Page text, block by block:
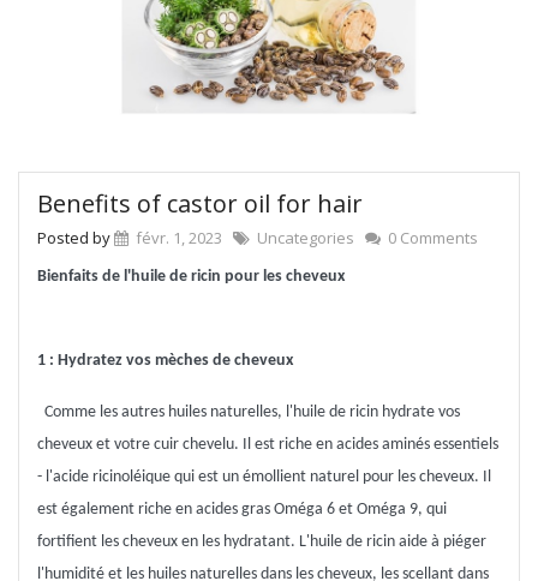
Benefits of castor oil for hair
Posted by févr. 1, 2023 Uncategories 0 Comments
Bienfaits de l'huile de ricin pour les cheveux
1 : Hydratez vos mèches de cheveux
Comme les autres huiles naturelles, l'huile de ricin hydrate vos
cheveux et votre cuir chevelu. Il est riche en acides aminés essentiels
- l'acide ricinoléique qui est un émollient naturel pour les cheveux. Il
est également riche en acides gras Oméga 6 et Oméga 9, qui
fortifient les cheveux en les hydratant. L'huile de ricin aide à piéger
l'humidité et les huiles naturelles dans les cheveux, les scellant dans